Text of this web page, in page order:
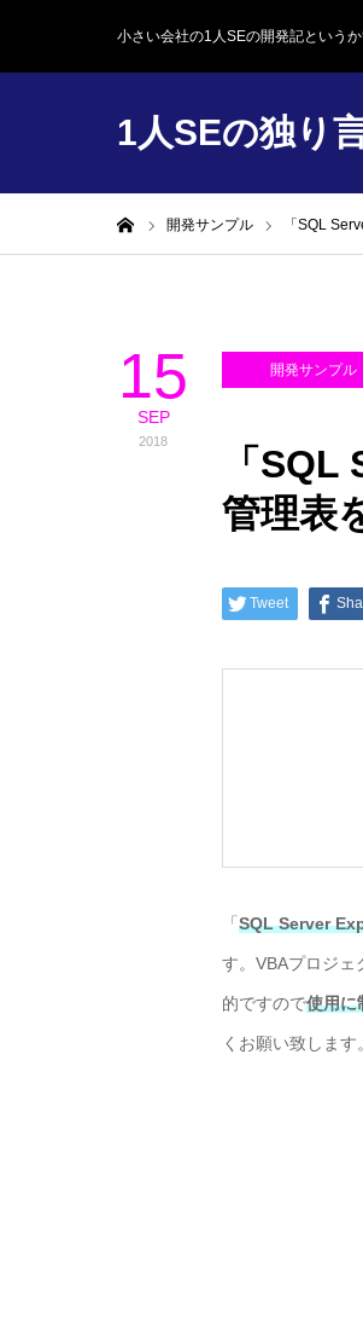
小さい会社の1人SEの開発記という
1人SEの独り
開発サンプル 「SQL
15
SEP
2018
開発サンプル
「
管理表
Tweet
「 SQL Server
す。VBAプロジェ
的ですので使用に
くお願い致します。